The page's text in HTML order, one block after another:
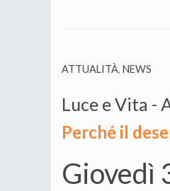
ATTUALITÀ, NEWS
Luce e Vita -
Perché il
Giovedì